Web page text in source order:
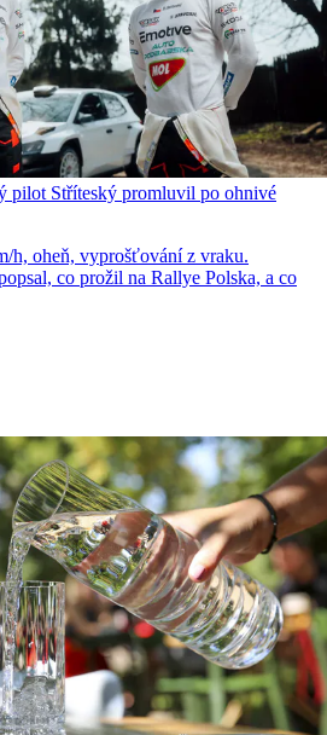
pilot Stříteský promluvil po ohnivé
h, oheň, vyprošťování z vraku.
co prožil na Rallye Polska, a co